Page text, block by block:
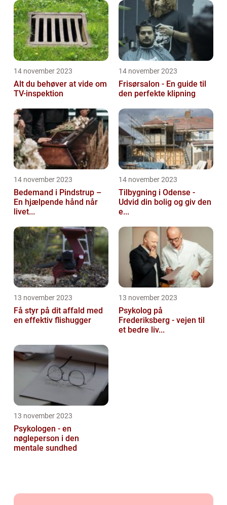
14 november 2023
Alt du behøver at vide om
TV-inspektion
14 november 2023
Frisørsalon - En guide til
den perfekte klipning
14 november 2023
Bedemand i Pindstrup –
En hjælpende hånd når
livet...
14 november 2023
Tilbygning i Odense -
Udvid din bolig og giv den
e...
13 november 2023
Få styr på dit affald med
en effektiv flishugger
13 november 2023
Psykolog på
Frederiksberg - vejen til
et bedre liv...
13 november 2023
Psykologen - en
nøgleperson i den
mentale sundhed